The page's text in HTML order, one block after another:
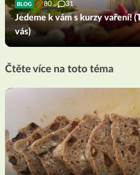
BLOG 80 31
Jedeme k vám s kurzy vaření!
vás)
Čtěte více na toto téma